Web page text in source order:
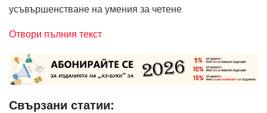
усъвършенстване на умения за четене
Отвори пълния текст
Свързани статии: